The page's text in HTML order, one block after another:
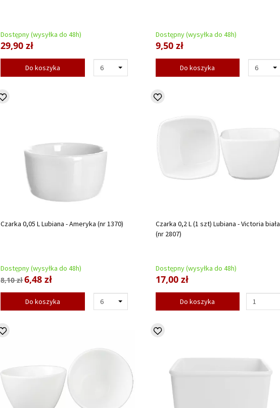
Dostępny (wysyłka do 48h)
29,90 zł
Do koszyka
Dostępny (wysyłka do 48h)
9,50 zł
Do koszyka
Czarka 0,05 L Lubiana - Ameryka (nr 1370)
Dostępny (wysyłka do 48h)
8,10 zł6,48 zł
Do koszyka
Czarka 0,2 L (1 szt) Lubiana - Victoria biała
(nr 2807)
Dostępny (wysyłka do 48h)
17,00 zł
Do koszyka